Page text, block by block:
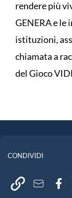
rendere più
GENERA e
istituzioni,
chiamata a
del Gioco
CONDIVIDI